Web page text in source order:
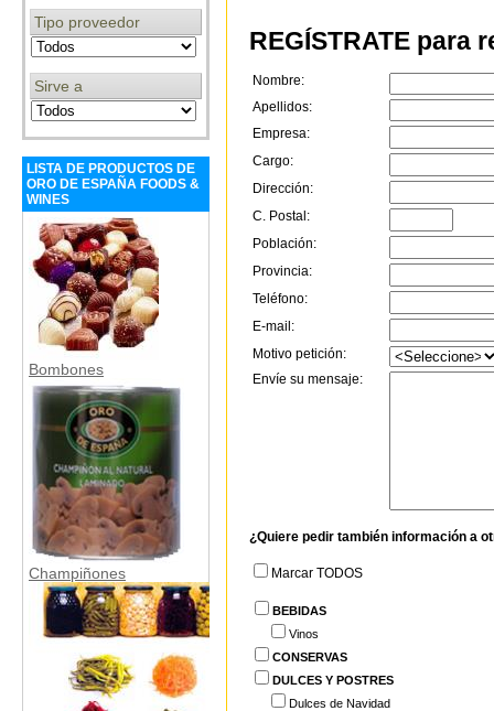
Tipo proveedor
Sirve a
LISTA DE PRODUCTOS DE
ORO DE ESPAÑA FOODS &
WINES
Bombones
Champiñones
REGÍSTRATE para
Nombre:
Apellidos:
Empresa:
Cargo:
Dirección:
C. Postal:
Población:
Provincia:
Teléfono:
E-mail:
Motivo petición:
Envíe su mensaje:
¿Quiere pedir también información a
Marcar TODOS
BEBIDAS
Vinos
CONSERVAS
DULCES Y POSTRES
Dulces de Navidad